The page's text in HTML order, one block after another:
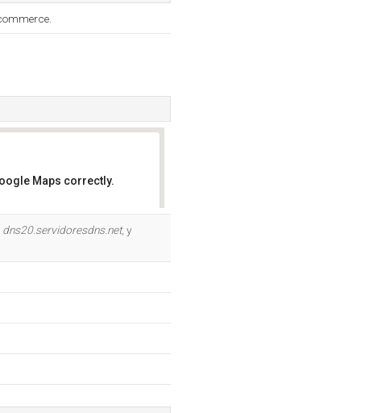
Maps correctly.
dns20.servidoresdns.net, y